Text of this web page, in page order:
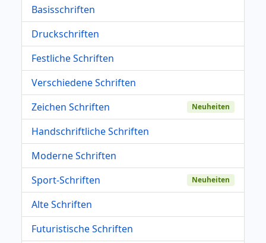
Basisschriften
Druckschriften
Festliche Schriften
Verschiedene Schriften
Zeichen Schriften
Neuheiten
Handschriftliche Schriften
Moderne Schriften
Sport-Schriften
Neuheiten
Alte Schriften
Futuristische Schriften